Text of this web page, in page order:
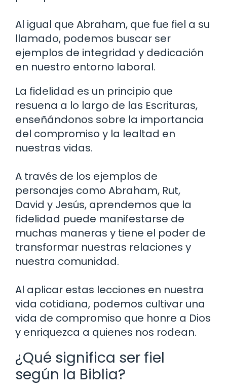
Al igual que Abraham, que fue fiel a su
llamado, podemos buscar ser
ejemplos de integridad y dedicación
en nuestro entorno laboral.
La fidelidad es un principio que
resuena a lo largo de las Escrituras,
enseñándonos sobre la importancia
del compromiso y la lealtad en
nuestras vidas.
A través de los ejemplos de
personajes como Abraham, Rut,
David y Jesús, aprendemos que la
fidelidad puede manifestarse de
muchas maneras y tiene el poder de
transformar nuestras relaciones y
nuestra comunidad.
Al aplicar estas lecciones en nuestra
vida cotidiana, podemos cultivar una
vida de compromiso que honre a Dios
y enriquezca a quienes nos rodean.
¿Qué significa ser fiel
según la Biblia?